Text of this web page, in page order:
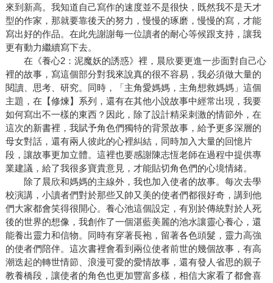
來到新高。我知道自己寫作的速度並不是很快，既然我不是天才
型的作家，那就要靠後天的努力，慢慢的琢磨，慢慢的寫，才能
寫出好的作品。在此先謝謝每一位讀者的耐心等候跟支持，讓我
更有動力繼續寫下去。
在《養心2：泥魔妖的誘惑》裡，晨欣要更進一步面對自己心
裡的故事，寫這個部分對我來說真的很不容易，我必須做大量的
閱讀、思考、研究。同時，「主角愛媽媽，主角想救媽媽」這個
主題，在【修煉】系列，還有在其他小說故事中經常出現，我要
如何寫出不一樣的東西？因此，除了設計精采刺激的情節外，在
這次的新書裡，我賦予角色們獨特的背景故事，給予更多深層的
母女對話，還有兩人彼此的心裡糾結，同時加入大量的回憶片
段，讓故事更加立體。這裡也要感謝陳志恆老師在過程中提供專
業建議，給了我很多寶貴意見，才能貼切角色們的心境情緒。
除了晨欣和媽媽的主線外，我也加入使者的故事。每次去學
校演講，小讀者們對於那些又帥又美的使者們都很好奇，講到他
們大家都會笑得很開心。養心池這個設定，有別於傳統對於人死
後的世界的想像，我創作了一個湛藍美麗的池水讓靈心養心，還
能養出靈力和信物。同時有穿著長袍，留著各色頭髮，靈力高強
的使者們陪伴。這次書裡會看到兩位使者前世的幾個故事，有高
潮迭起的轉世情節、浪漫可愛的愛情故事，還有發人省思的親子
教養橋段，讓使者的角色也更加豐富多樣，相信大家看了都會喜